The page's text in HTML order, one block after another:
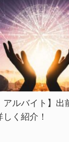
アルバイト】出
く紹介！